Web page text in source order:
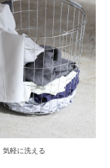
気軽に洗える